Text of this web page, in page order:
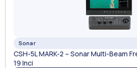
Sonar
CSH-5L MARK-2 – Sonar Multi-Beam
19 Inci